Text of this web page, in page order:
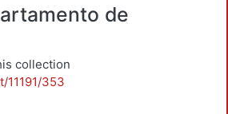
de
collection
11191/353